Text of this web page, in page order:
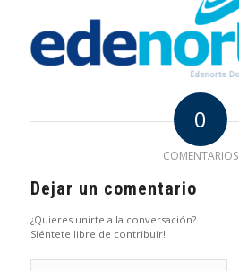
0
COMENTARIOS
Dejar un comentario
¿Quieres unirte a la conversación?
Siéntete libre de contribuir!